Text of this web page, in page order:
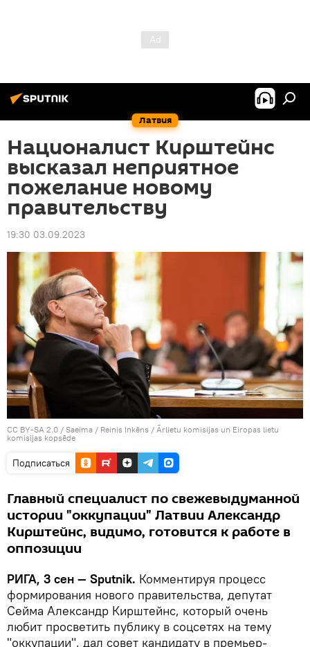
Латвия
Националист Кирштейнс
высказал неприятное
пожелание новому
правительству
19:30 03.09.2023
CC BY-SA 2.0 / Saeima / Reinis Inkēns / Ārlietu komisijas un Eiropas lietu
komisijas kopsēde
Подписаться
Главный специалист по свежевыдуманной
истории "оккупации" Латвии Александр
Кирштейнс, видимо, готовится к работе в
оппозиции
РИГА, 3 сен — Sputnik. Комментируя процесс
формирования нового правительства, депутат
Сейма Александр Кирштейнс, который очень
любит просветить публику в соцсетях на тему
"оккупации", дал совет кандидату в премьер-